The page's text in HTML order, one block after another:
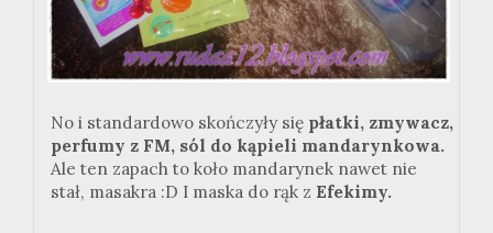
No i standardowo skończyły się płatki, zmywacz,
perfumy z FM, sól do kąpieli mandarynkowa.
Ale ten zapach to koło mandarynek nawet nie
stał, masakra :D I maska do rąk z Efekimy.